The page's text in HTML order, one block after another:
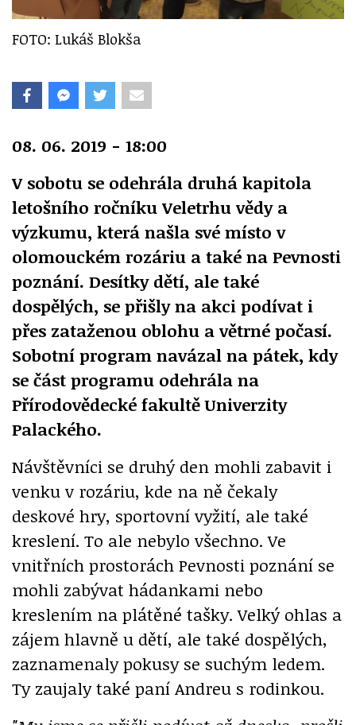
FOTO: Lukáš Blokša
08. 06. 2019 - 18:00
V sobotu se odehrála druhá kapitola
letošního ročníku Veletrhu vědy a
výzkumu, která našla své místo v
olomouckém rozáriu a také na Pevnosti
poznání. Desítky dětí, ale také
dospělých, se přišly na akci podívat i
přes zataženou oblohu a větrné počasí.
Sobotní program navázal na pátek, kdy
se část programu odehrála na
Přírodovědecké fakultě Univerzity
Palackého.
Návštěvníci se druhý den mohli zabavit i
venku v rozáriu, kde na ně čekaly
deskové hry, sportovní vyžití, ale také
kreslení. To ale nebylo všechno. Ve
vnitřních prostorách Pevnosti poznání se
mohli zabývat hádankami nebo
kreslením na plátěné tašky. Velký ohlas a
zájem hlavně u dětí, ale také dospělých,
zaznamenaly pokusy se suchým ledem.
Ty zaujaly také paní Andreu s rodinkou.